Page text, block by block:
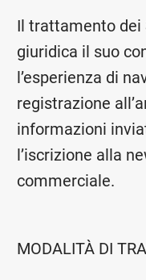
Il trattamento dei
giuridica il suo
l’esperienza di
registrazione
informazioni
l’iscrizione alla
commerciale.
MODALITÀ DI